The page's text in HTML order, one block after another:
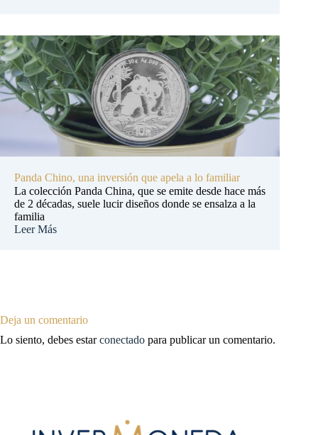
Panda Chino, una inversión que apela a lo familiar
La colección Panda China, que se emite desde hace más
de 2 décadas, suele lucir diseños donde se ensalza a la
familia
Leer Más
Deja un comentario
Lo siento, debes estarconectado para publicar un comentario.